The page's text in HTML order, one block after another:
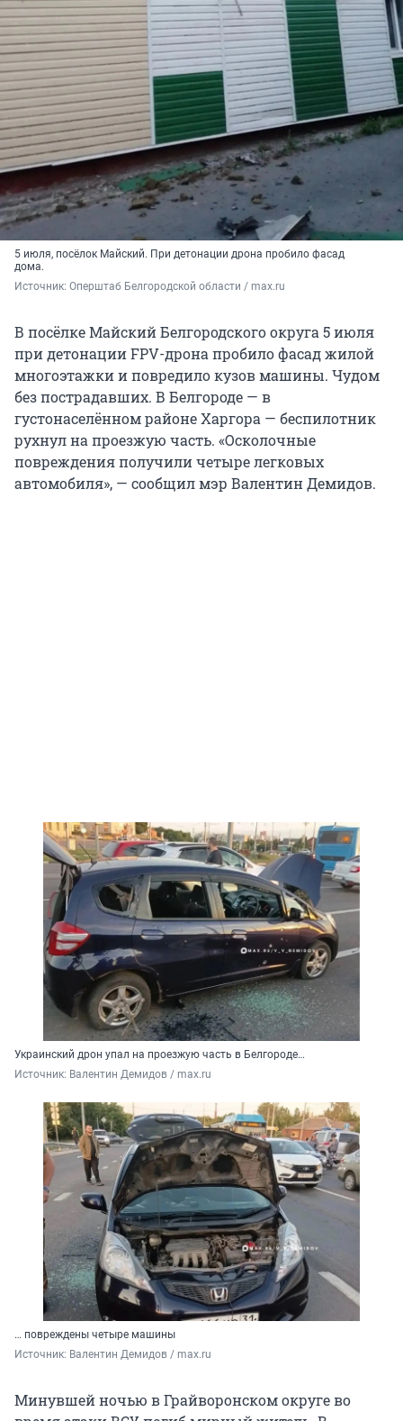
5 июля, посёлок Майский. При детонации дрона пробило фасад
дома.
Источник: Оперштаб Белгородской области / max.ru
В посёлке Майский Белгородского округа 5 июля
при детонации FPV-дрона пробило фасад жилой
многоэтажки и повредило кузов машины. Чудом
без пострадавших. В Белгороде — в
густонаселённом районе Харгора — беспилотник
рухнул на проезжую часть. «Осколочные
повреждения получили четыре легковых
автомобиля», — сообщил мэр Валентин Демидов.
Украинский дрон упал на проезжую часть в Белгороде…
Источник: Валентин Демидов / max.ru
… повреждены четыре машины
Источник: Валентин Демидов / max.ru
Минувшей ночью в Грайворонском округе во